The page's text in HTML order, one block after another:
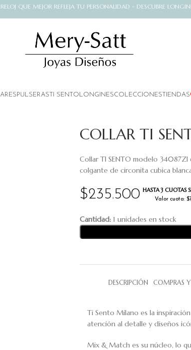
RELOJ QUE MEJOR REFLEJA TU PERSONALIDAD - DESCUBRE
PULSERASTI SENTO LONGINESCOLECCIONESTIENDAS
COLLAR TI
$235.500 HASTA 3 CUOTAS
Valor cuota:
Collar TI SENTO modelo
colgante de circonita cubica
Cantidad: 1 unidades en stock
DESCRIPCIÓN COMPRAS
Ti Sento Milano es la
atención al detalle y diseños
Mix & Match es su núcleo, lo